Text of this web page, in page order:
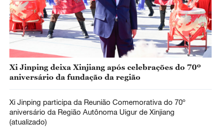
Xi Jinping deixa Xinjiang após celebrações do 70º
aniversário da fundação da região
Xi Jinping participa da Reunião Comemorativa do 70º
aniversário da Região Autônoma Uigur de Xinjiang
(atualizado)